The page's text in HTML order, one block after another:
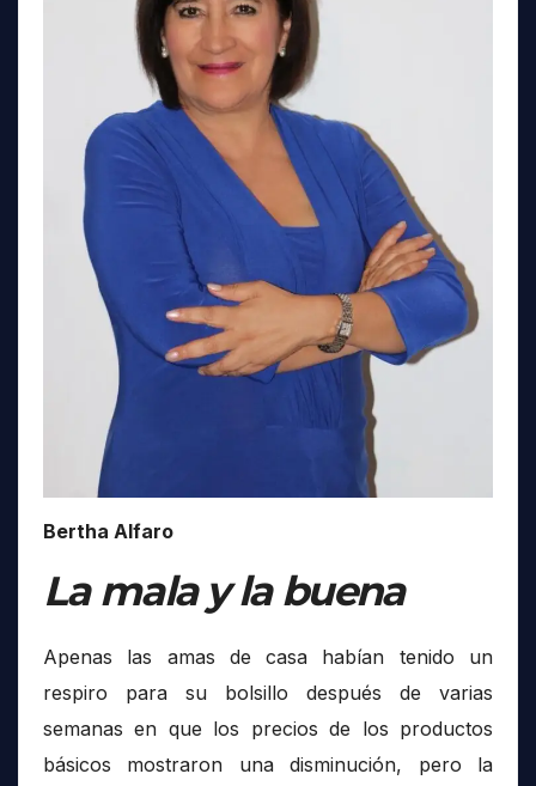
Bertha Alfaro
La mala y la buena
Apenas las amas de casa habían tenido un
respiro para su bolsillo después de varias
semanas en que los precios de los productos
básicos mostraron una disminución, pero la